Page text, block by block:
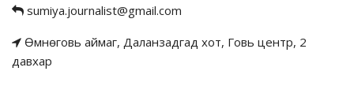
sumiya.journalist@gmail.com
Өмнөговь аймаг, Даланзадгад хот, Говь центр, 2
давхар